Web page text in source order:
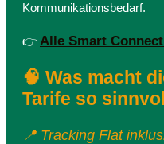
Kommunikationsbedarf.
👉 Alle Smart
🧠 Was macht
Tarife so
📍 Tracking Flat